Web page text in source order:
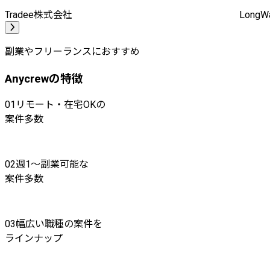
Tradee株式会社
副業やフリーランスにおすすめ
Anycrewの特徴
01 リモート・在宅OKの
案件多数
02週1〜副業可能な
案件多数
03幅広い職種の案件を
ラインナップ